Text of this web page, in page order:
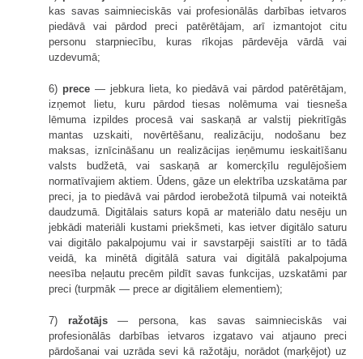
kas savas saimnieciskās vai profesionālās darbības ietvaros
piedāvā vai pārdod preci patērētājam, arī izmantojot citu
personu starpniecību, kuras rīkojas pārdevēja vārdā vai
uzdevumā;
6) prece— jebkura lieta, ko piedāvā vai pārdod patērētājam,
izņemot lietu, kuru pārdod tiesas nolēmuma vai tiesneša
lēmuma izpildes procesā vai saskaņā ar valstij piekritīgās
mantas uzskaiti, novērtēšanu, realizāciju, nodošanu bez
maksas, iznīcināšanu un realizācijas ieņēmumu ieskaitīšanu
valsts budžetā, vai saskaņā ar komercķīlu regulējošiem
normatīvajiem aktiem. Ūdens, gāze un elektrība uzskatāma par
preci, ja to piedāvā vai pārdod ierobežotā tilpumā vai noteiktā
daudzumā. Digitālais saturs kopā ar materiālo datu nesēju un
jebkādi materiāli kustami priekšmeti, kas ietver digitālo saturu
vai digitālo pakalpojumu vai ir savstarpēji saistīti ar to tādā
veidā, ka minētā digitālā satura vai digitālā pakalpojuma
neesība neļautu precēm pildīt savas funkcijas, uzskatāmi par
preci (turpmāk — prece ar digitāliem elementiem);
7) ražotājs— persona, kas savas saimnieciskās vai
profesionālās darbības ietvaros izgatavo vai atjauno preci
pārdošanai vai uzrāda sevi kā ražotāju, norādot (marķējot) uz